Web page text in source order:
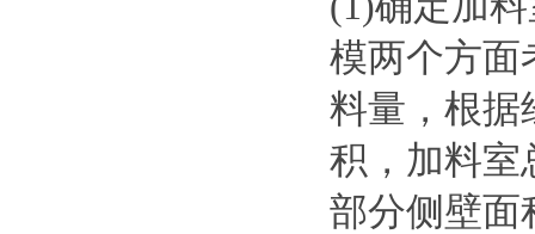
模两个方面
料量，根据
积，加料室
部分侧壁面